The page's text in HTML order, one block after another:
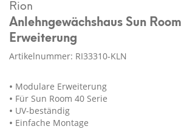
Rion
Anlehngewächshaus Sun
Erweiterung
Artikelnummer: RI33310-KLN
Modulare Erweiterung
Für Sun Room 40 Serie
UV-beständig
Einfache Montage